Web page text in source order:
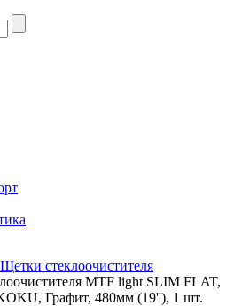
Щетки стеклоочистителя
MTF light SLIM FLAT,
Графит, 480мм (19''), 1 шт.